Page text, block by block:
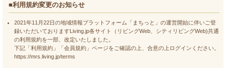
■利用規約変更のお知らせ
2021年11月22日の地域情報プラットフォーム「まちっと」の運営開始に伴いご登
録いただいておりますLiving.jp各サイト（リビングWeb、シティリビングWeb)共通
の利用規約を一部、改定いたしました。
下記「利用規約」「会員規約」ページをご確認の上、合意の上ログインください。
https://mrs.living.jp/terms